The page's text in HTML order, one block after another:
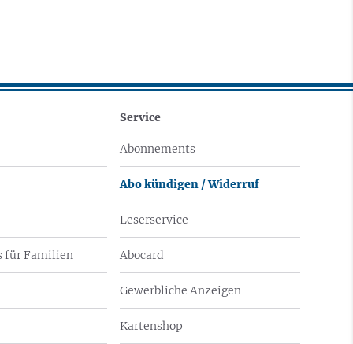
für Familien
Service
Abonnements
Abo kündigen / Widerruf
Leserservice
Abocard
Gewerbliche Anzeigen
Kartenshop